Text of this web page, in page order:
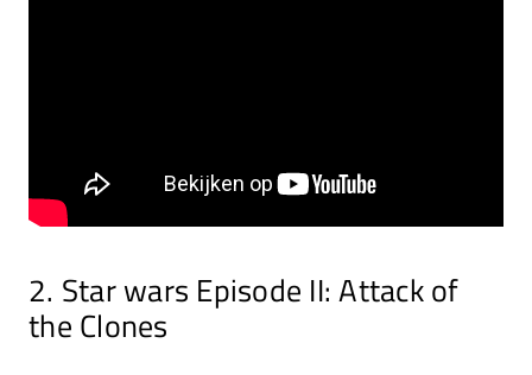
2. Star wars Episode II: Attack of
the Clones